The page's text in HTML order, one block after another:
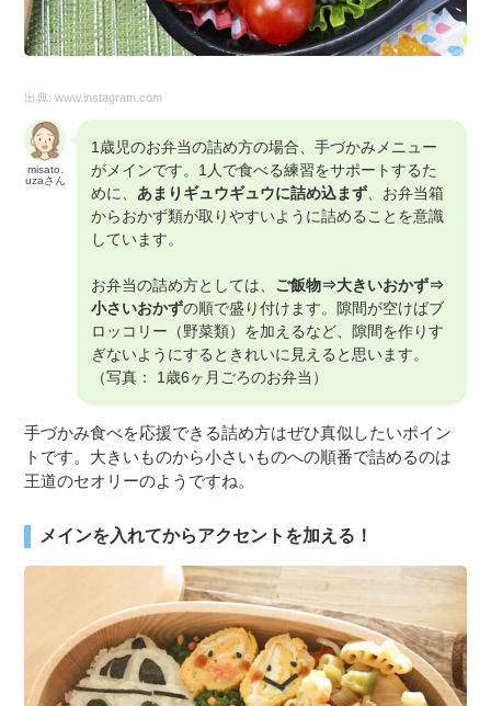
出典:www.instagram.com
misato.
uzaさん
1歳児のお弁当の詰め方の場合、手づかみメニュー
がメインです。1人で食べる練習をサポートするた
めに、 あまりギュウギュウに詰め込まず 、お弁当箱
からおかず類が取りやすいように詰めることを意識
しています。
お弁当の詰め方としては、 ご飯物⇒大きいおかず⇒
小さいおかずの順で盛り付けます。隙間が空けばブ
ロッコリー（野菜類）を加えるなど、隙間を作りす
ぎないようにするときれいに見えると思います。
（写真： 1歳6ヶ月ごろのお弁当）
手づかみ食べを応援できる詰め方はぜひ真似したいポイン
トです。大きいものから小さいものへの順番で詰めるのは
王道のセオリーのようですね。
メインを入れてからアクセントを加える！